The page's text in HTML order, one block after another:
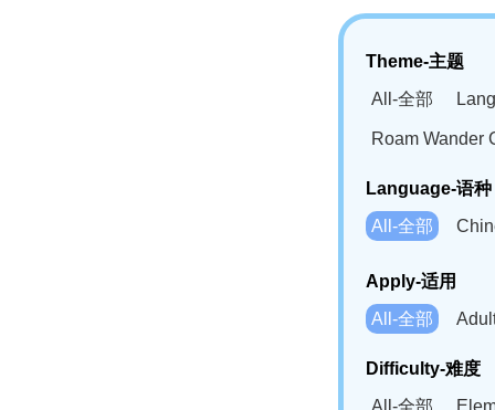
Theme-主题
All-全部
Roam Wander
Language-语种
All-全部
Bahasa
Swahili(SW)-
Apply-适用
All-全部
Difficulty-难度
All-全部